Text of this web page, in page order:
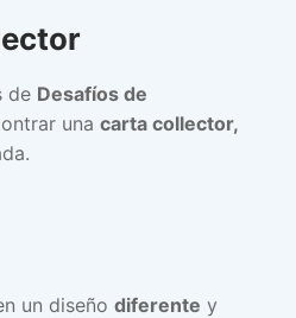
de Desafíos de
una carta collector,
un diseño diferente y